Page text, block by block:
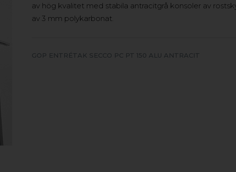
av hög kvalitet med stabila antracitgrå konsoler av
av 3 mm polykarbonat.
GOP ENTRÉTAK SECCO PC PT 150 ALU ANTRACIT